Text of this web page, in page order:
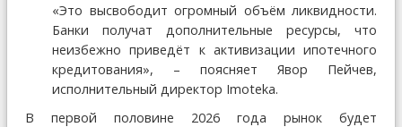
«Это высвободит огромный объём ликвидности.
Банки получат дополнительные ресурсы, что
неизбежно приведёт к активизации ипотечного
кредитования», – поясняет Явор Пейчев,
исполнительный директор Imoteka.
В первой половине 2026 года рынок будет